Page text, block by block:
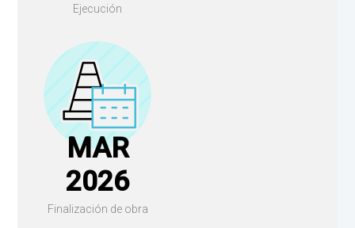
Ejecución
MAR
2026
Finalización de obra